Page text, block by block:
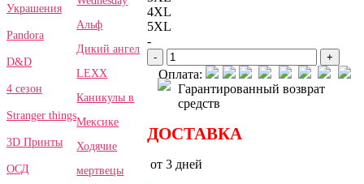
Украшения
Pandora
D&D
4 сезон
Stranger things
3D Принты
ОСД
Альф
Дикий ангел
LEXX
Каникулы в
Мексике
Ходячие
мертвецы
4XL
5XL
-
- +
Оплата:
Гарантированный возврат
средств
ДОСТАВКА
от 3 дней